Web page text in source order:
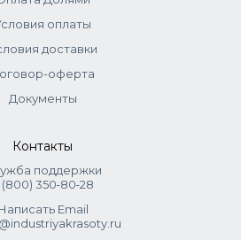
оплаты
доставки
оферта
Документы
Контакты
поддержки
350‑80‑28
Email